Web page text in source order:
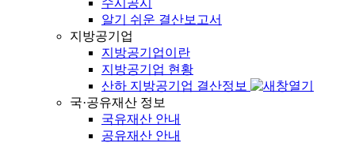
수시공시
알기 쉬운 결산보고서
지방공기업
지방공기업이란
지방공기업 현황
산하 지방공기업 결산정보
국·공유재산 정보
국유재산 안내
공유재산 안내